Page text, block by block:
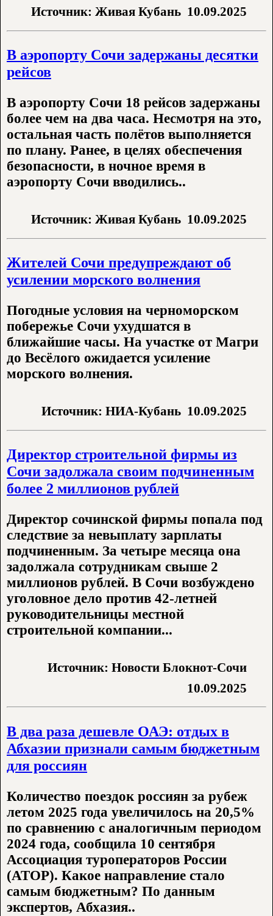
Источник: Живая Кубань 10.09.2025
В аэропорту Сочи задержаны десятки
рейсов
В аэропорту Сочи 18 рейсов задержаны
более чем на два часа. Несмотря на это,
остальная часть полётов выполняется
по плану. Ранее, в целях обеспечения
безопасности, в ночное время в
аэропорту Сочи вводились..
Источник: Живая Кубань 10.09.2025
Жителей Сочи предупреждают об
усилении морского волнения
Погодные условия на черноморском
побережье Сочи ухудшатся в
ближайшие часы. На участке от Магри
до Весёлого ожидается усиление
морского волнения.
Источник: НИА-Кубань 10.09.2025
Директор строительной фирмы из
Сочи задолжала своим подчиненным
более 2 миллионов рублей
Директор сочинской фирмы попала под
следствие за невыплату зарплаты
подчиненным. За четыре месяца она
задолжала сотрудникам свыше 2
миллионов рублей. В Сочи возбуждено
уголовное дело против 42-летней
руководительницы местной
строительной компании...
Источник: Новости Блокнот-Сочи
10.09.2025
В два раза дешевле ОАЭ: отдых в
Абхазии признали самым бюджетным
для россиян
Количество поездок россиян за рубеж
летом 2025 года увеличилось на 20,5%
по сравнению с аналогичным периодом
2024 года, сообщила 10 сентября
Ассоциация туроператоров России
(АТОР). Какое направление стало
самым бюджетным? По данным
экспертов, Абхазия..